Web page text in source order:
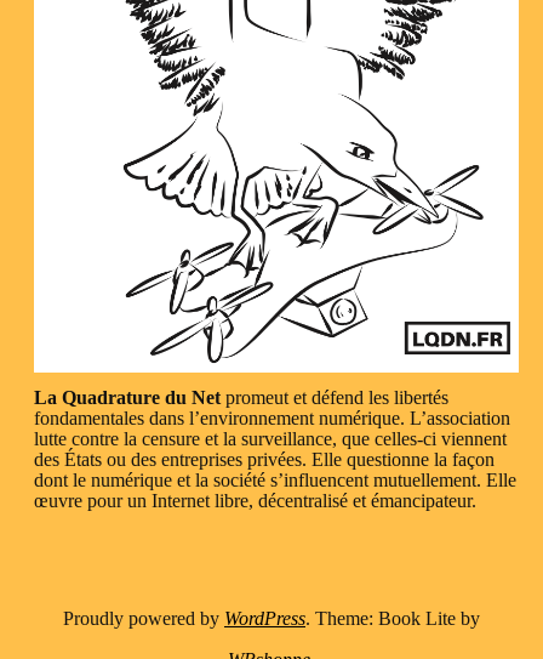
La Quadrature du Net promeut et défend les libertés
fondamentales dans l’environnement numérique. L’association
lutte contre la censure et la surveillance, que celles-ci viennent
des États ou des entreprises privées. Elle questionne la façon
dont le numérique et la société s’influencent mutuellement. Elle
œuvre pour un Internet libre, décentralisé et émancipateur.
Proudly powered by WordPress. Theme: Book Lite by